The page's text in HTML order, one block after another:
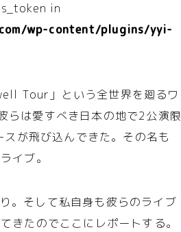
in
wp-content/plugins/yyi-
Tour」という全世界を廻るワ
らは愛すべき日本の地で2公演限
が飛び込んできた。その名も
イブ。
。そして私自身も彼らのライブ
きたのでここにレポートする。